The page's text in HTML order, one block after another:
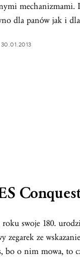
mechanizmami.
dla panów jak i
30.01.2013
swoje 180.
zegarek ze
bo o nim mowa, to